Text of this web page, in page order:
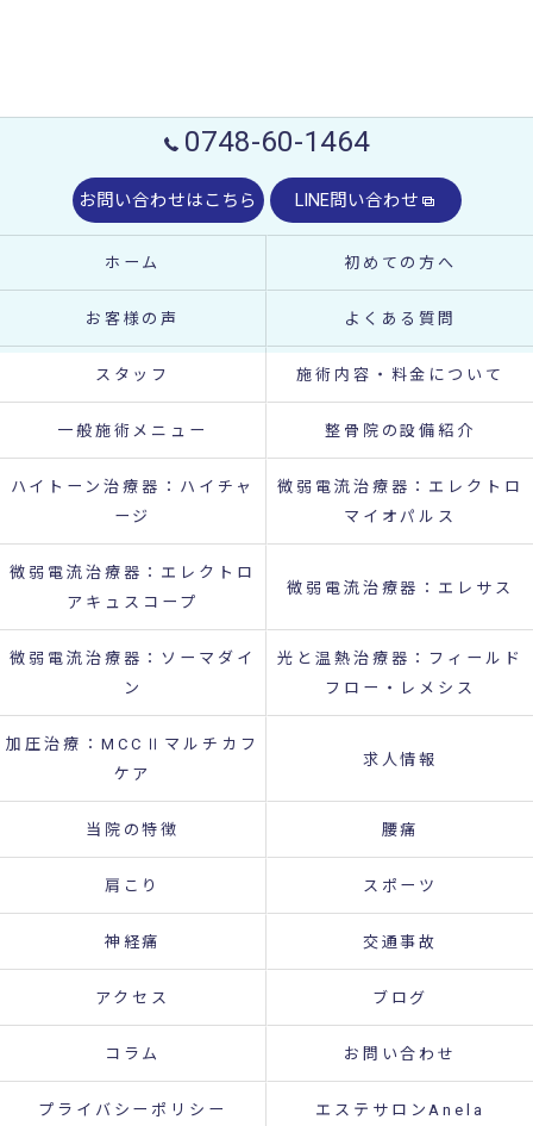
0748-60-1464
お問い合わせはこちら LINE問い合わせ
ホーム 初めての方へ
お客様の声 よくある質問
スタッフ 施術内容・料金について
一般施術メニュー 整骨院の設備紹介
ハイトーン治療器：ハイチャ
ージ
微弱電流治療器：エレクトロ
マイオパルス
微弱電流治療器：エレクトロ
アキュスコープ
微弱電流治療器：エレサス
微弱電流治療器：ソーマダイ
ン
光と温熱治療器：フィールド
フロー・レメシス
加圧治療：MCCⅡマルチカフ
ケア
求人情報
当院の特徴 腰痛
肩こり スポーツ
神経痛 交通事故
アクセス ブログ
コラム お問い合わせ
プライバシーポリシー エステサロンAnela